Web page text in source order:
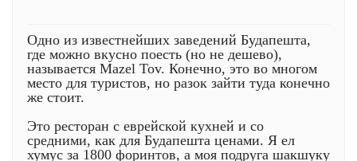
Одно из известнейших заведений Будапешта,
где можно вкусно поесть (но не дешево),
называется Mazel Tov. Конечно, это во многом
место для туристов, но разок зайти туда конечно
же стоит.
Это ресторан с еврейской кухней и со
средними, как для Будапешта ценами. Я ел
хумус за 1800 форинтов, а моя подруга шакшуку